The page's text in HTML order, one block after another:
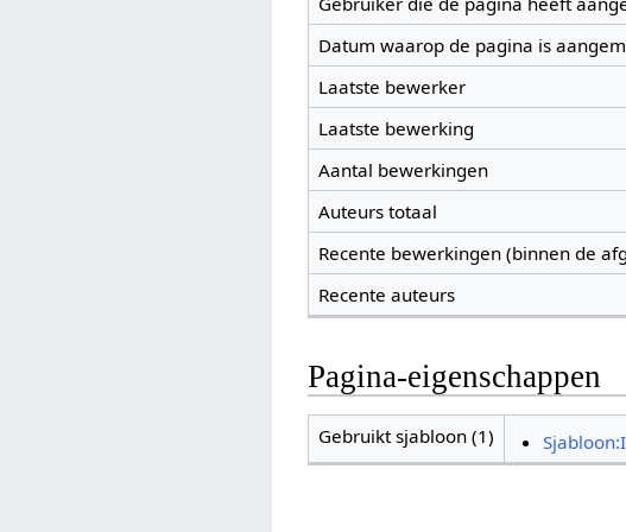
Datum waarop de pagina is
Laatste bewerker
Laatste bewerking
Aantal bewerkingen
Auteurs totaal
Recente bewerkingen (binnen de
Recente auteurs
Pagina-eigenschappen
Gebruikt sjabloon (1)